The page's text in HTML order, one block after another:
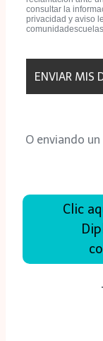
consultar la
privacidad y aviso
O enviando
Clic